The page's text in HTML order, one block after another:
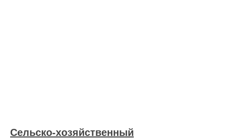
Сельско-хозяйственный